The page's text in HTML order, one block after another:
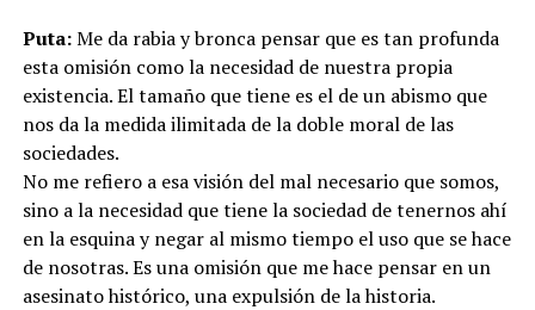
Puta:Me da rabia y bronca pensar que es tan profunda
esta omisión como la necesidad de nuestra propia
existencia. El tamaño que tiene es el de un abismo que
nos da la medida ilimitada de la doble moral de las
sociedades.
No me refiero a esa visión del mal necesario que somos,
sino a la necesidad que tiene la sociedad de tenernos ahí
en la esquina y negar al mismo tiempo el uso que se hace
de nosotras. Es una omisión que me hace pensar en un
asesinato histórico, una expulsión de la historia.